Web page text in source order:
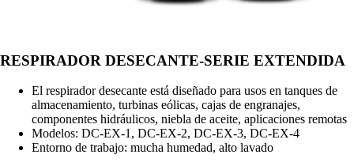
RESPIRADOR DESECANTE-SERIE EXTENDIDA
El respirador desecante está diseñado para usos en tanques de
almacenamiento, turbinas eólicas, cajas de engranajes,
componentes hidráulicos, niebla de aceite, aplicaciones remotas
Modelos: DC-EX-1, DC-EX-2, DC-EX-3, DC-EX-4
Entorno de trabajo: mucha humedad, alto lavado